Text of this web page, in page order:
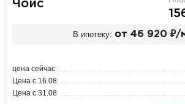
Чойс
В ипотеку: от 46 920 ₽/
цена сейчас
Цена с 16.08
Цена с 31.08